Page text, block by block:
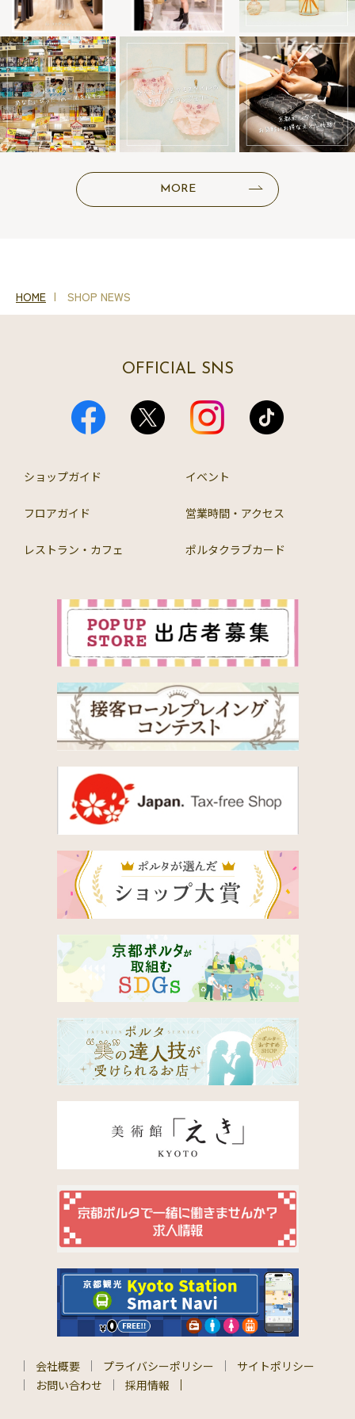
MORE
HOME SHOP NEWS
OFFICIAL SNS
ショップガイド イベント
フロアガイド 営業時間・アクセス
レストラン・カフェ ポルタクラブカード
会社概要 プライバシーポリシー
サイトポリシー
お問い合わせ
採用情報